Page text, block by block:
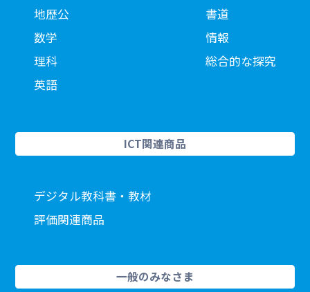
地歴公
数学
理科
英語
書道
情報
総合的な探究
ICT関連商品
デジタル教科書・教材
評価関連商品
一般のみなさま